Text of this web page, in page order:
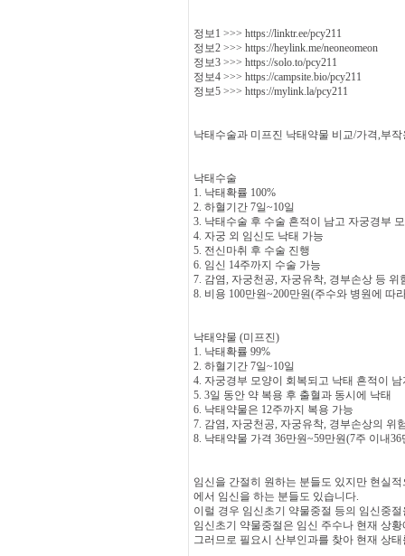
정보1 >>> https://linktr.ee/pcy211
정보2 >>> https://heylink.me/neoneomeon
정보3 >>> https://solo.to/pcy211
정보4 >>> https://campsite.bio/pcy211
정보5 >>> https://mylink.la/pcy211
낙태수술과 미프진 낙태약물 비교/가격,부
낙태수술
1. 낙태확률 100%
2. 하혈기간 7일~10일
3. 낙태수술 후 수술 흔적이 남고 자궁경부
4. 자궁 외 임신도 낙태 가능
5. 전신마취 후 수술 진행
6. 임신 14주까지 수술 가능
7. 감염, 자궁천공, 자궁유착, 경부손상 등 위
8. 비용 100만원~200만원(주수와 병원에 따
낙태약물 (미프진)
1. 낙태확률 99%
2. 하혈기간 7일~10일
4. 자궁경부 모양이 회복되고 낙태 흔적이 남
5. 3일 동안 약 복용 후 출혈과 동시에 낙태
6. 낙태약물은 12주까지 복용 가능
7. 감염, 자궁천공, 자궁유착, 경부손상의 위
8. 낙태약물 가격 36만원~59만원(7주 이내
임신을 간절히 원하는 분들도 있지만 현실
에서 임신을 하는 분들도 있습니다.
이럴 경우 임신초기 약물중절 등의 임신중
임신초기 약물중절은 임신 주수나 현재 상
그러므로 필요시 산부인과를 찾아 현재 상